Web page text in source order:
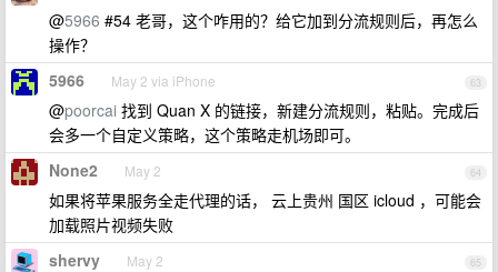
@5966 #54 老哥，这个咋用的？给它加到分流规则后，再怎么
操作？
63
5966 May 2 via iPhone
@poorcai 找到 Quan X 的链接，新建分流规则，粘贴。完成后
会多一个自定义策略，这个策略走机场即可。
64
None2 May 2
如果将苹果服务全走代理的话， 云上贵州 国区 icloud ，可能会
加载照片视频失败
65
shervy May 2